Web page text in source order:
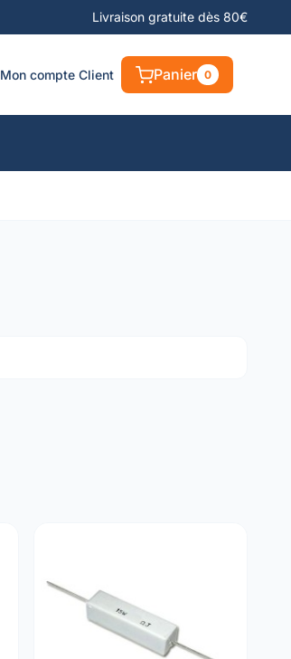
Livraison gratuite dès 80€
Mon compte Client Panier 0